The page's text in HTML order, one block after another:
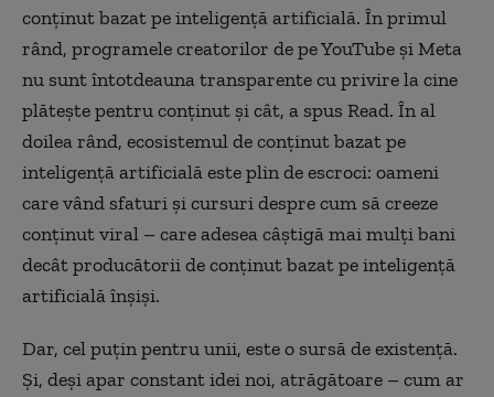
conținut bazat pe inteligență artificială. În primul
rând, programele creatorilor de pe YouTube și Meta
nu sunt întotdeauna transparente cu privire la cine
plătește pentru conținut și cât, a spus Read. În al
doilea rând, ecosistemul de conținut bazat pe
inteligență artificială este plin de escroci: oameni
care vând sfaturi și cursuri despre cum să creeze
conținut viral – care adesea câștigă mai mulți bani
decât producătorii de conținut bazat pe inteligență
artificială înșiși.
Dar, cel puțin pentru unii, este o sursă de existență.
Și, deși apar constant idei noi, atrăgătoare – cum ar